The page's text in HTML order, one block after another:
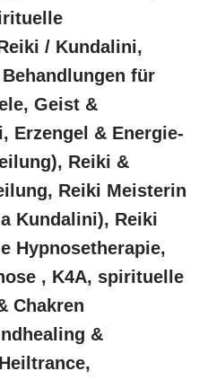
/ Kundalini,
für
Geist &
Erzengel & Energie-
Reiki &
Reiki Meisterin
Kundalini), Reiki
Hypnosetherapie,
, K4A, spirituelle
Chakren
&